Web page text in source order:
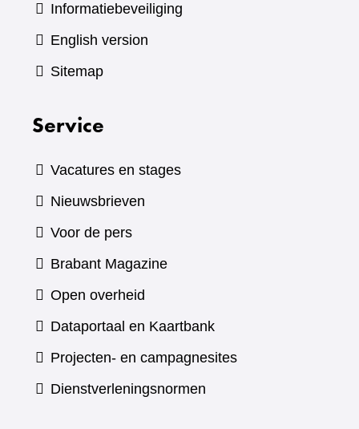
Informatiebeveiliging
English version
Sitemap
Service
Vacatures en stages
Nieuwsbrieven
Voor de pers
Brabant Magazine(verwijst
andere
website)
Open overheid
Dataportaal en Kaartbank(verwijst
naar
Projecten- en campagnesites
Dienstverleningsnormen